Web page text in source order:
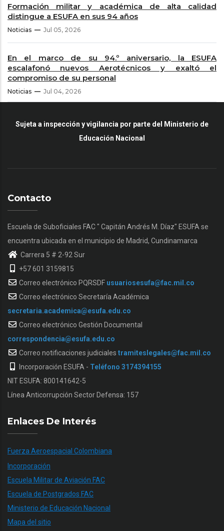
Formación militar y académica de alta calidad
distingue a ESUFA en sus 94 años
Noticias Jul 05, 2026
En el marco de su 94.º aniversario, la ESUFA
escalafonó nuevos Aerotécnicos y exaltó el
compromiso de su personal
Noticias Jul 04, 2026
Sujeta a inspección y vigilancia por parte del Ministerio de
Educación Nacional
Contacto
Escuela de Suboficiales FAC " Capitán Andrés M. Díaz" ESUFA se
encuentra ubicada en el municipio de Madrid, Cundinamarca
Carrera 5 # 2-92 Sur
+57 601 3159815
Correo electrónico PQRSDF usuariosesufa@fac.mil.co
Correo electrónico Secretaría Académica
secretaria.academica@esufa.edu.co
Correo electrónico Gestión Documental
correspondencia@esufa.edu.co
Correo notificaciones judiciales tramiteslegales@fac.mil.co
Incorporación ESUFA - Teléfono 3174394155
NIT ESUFA: 800141642-5
Línea Anticorrupción Sector Defensa: 157
Enlaces De Interés
Fuerza Aeroespacial Colombiana
Incorporación
Escuela Militar de Aviación FAC
Escuela de Postgrados FAC
Ministerio de Educación Nacional
Mapa del sitio